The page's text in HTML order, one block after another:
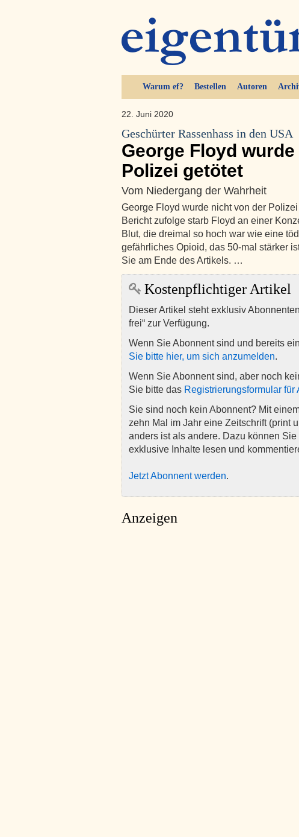
Warum ef? Bestellen Autoren
22. Juni 2020
Geschürter Rassenhass in den USA
George Floyd
Polizei getötet
Vom Niedergang der Wahrheit
George Floyd wurde nicht von der
Bericht zufolge starb Floyd an einer
Blut, die dreimal so hoch war wie eine
gefährliches Opioid, das 50-mal stärker
Sie am Ende des Artikels. …
Kostenpflichtiger Artikel
Dieser Artikel steht exklusiv
frei“ zur Verfügung.
Wenn Sie Abonnent sind und bereits
Sie bitte hier, um sich anzumelden.
Wenn Sie Abonnent sind, aber noch
Sie bitte das Registrierungsformular für
Sie sind noch kein Abonnent? Mit
zehn Mal im Jahr eine Zeitschrift (print
anders ist als andere. Dazu können
exklusive Inhalte lesen und
Jetzt Abonnent werden.
Anzeigen